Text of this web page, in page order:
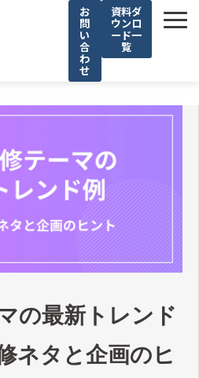
お
問
い
合
わ
せ
資料ダ
ウンロ
ード一
覧
サービス
導入事例
セミナー
の最新トレンド
ネタと企画のヒ